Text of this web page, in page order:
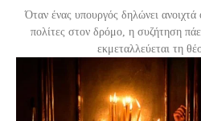
Όταν ένας υπουργός δηλώνει ανοιχτά
πολίτες στον δρόμο, η συζήτηση
εκμεταλλεύεται τη